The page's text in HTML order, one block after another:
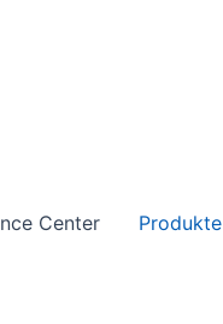
Center Produkte